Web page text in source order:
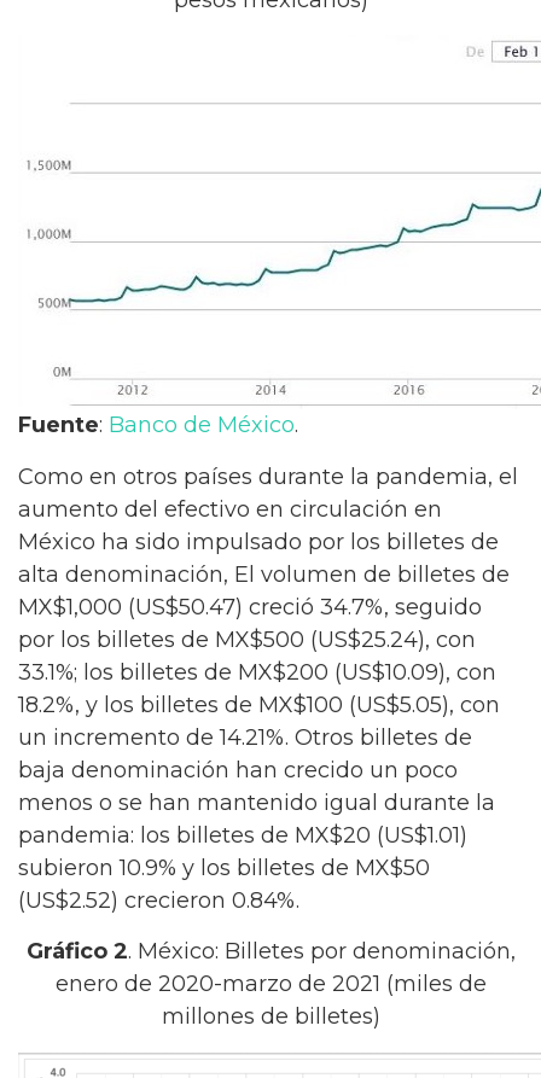
Fuente: Banco de México.
Como en otros países durante la pandemia, el
aumento del efectivo en circulación en
México ha sido impulsado por los billetes de
alta denominación, El volumen de billetes de
MX$1,000 (US$50.47) creció 34.7%, seguido
por los billetes de MX$500 (US$25.24), con
33.1%; los billetes de MX$200 (US$10.09), con
18.2%, y los billetes de MX$100 (US$5.05), con
un incremento de 14.21%. Otros billetes de
baja denominación han crecido un poco
menos o se han mantenido igual durante la
pandemia: los billetes de MX$20 (US$1.01)
subieron 10.9% y los billetes de MX$50
(US$2.52) crecieron 0.84%.
Gráfico 2. México: Billetes por denominación,
enero de 2020-marzo de 2021 (miles de
millones de billetes)